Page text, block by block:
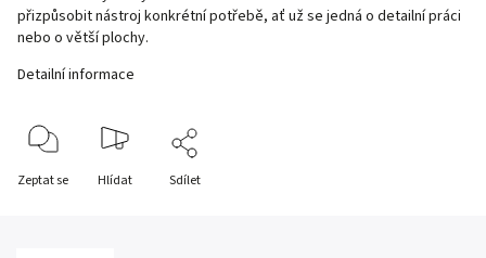
přizpůsobit nástroj konkrétní potřebě, ať už se jedná o detailní práci
nebo o větší plochy.
Detailní informace
Zeptat se Hlídat Sdílet